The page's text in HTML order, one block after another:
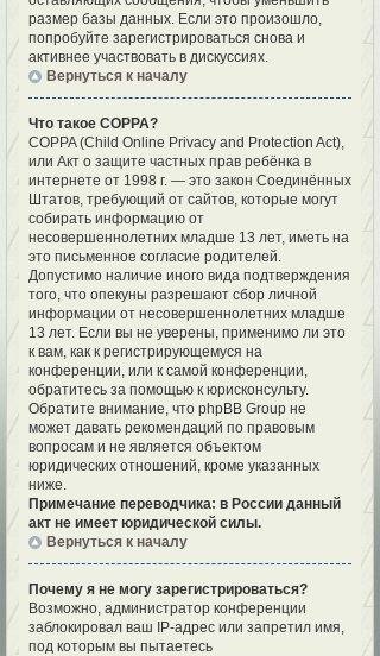
размер базы данных. Если это произошло,
попробуйте зарегистрироваться снова и
активнее участвовать в дискуссиях.
Вернуться к началу
Что такое COPPA?
COPPA (Child Online Privacy and Protection Act),
или Акт о защите частных прав ребёнка в
интернете от 1998 г. — это закон Соединённых
Штатов, требующий от сайтов, которые могут
собирать информацию от
несовершеннолетних младше 13 лет, иметь на
это письменное согласие родителей.
Допустимо наличие иного вида подтверждения
того, что опекуны разрешают сбор личной
информации от несовершеннолетних младше
13 лет. Если вы не уверены, применимо ли это
к вам, как к регистрирующемуся на
конференции, или к самой конференции,
обратитесь за помощью к юрисконсульту.
Обратите внимание, что phpBB Group не
может давать рекомендаций по правовым
вопросам и не является объектом
юридических отношений, кроме указанных
ниже.
Примечание переводчика: в России данный
акт не имеет юридической силы.
Вернуться к началу
Почему я не могу зарегистрироваться?
Возможно, администратор конференции
заблокировал ваш IP-адрес или запретил имя,
под которым вы пытаетесь